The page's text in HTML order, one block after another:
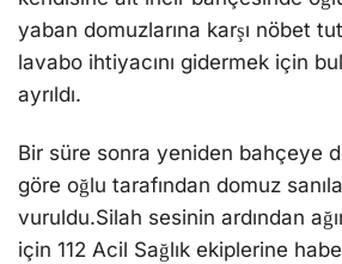
yaban domuzlarına karşı nöbet
lavabo ihtiyacını gidermek için
ayrıldı.
Bir süre sonra yeniden bahçeye
göre oğlu tarafından domuz
vuruldu.Silah sesinin ardından
için 112 Acil Sağlık ekiplerine